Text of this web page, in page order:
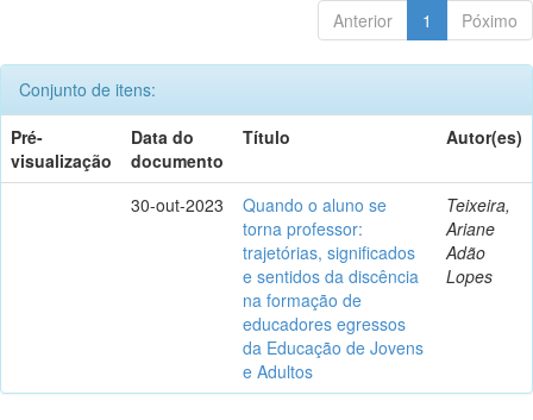
Anterior 1 Póximo
Conjunto de itens:
Pré-
visualização
Data do
documento
Título Autor(es)
30-out-2023
Quando o aluno se
torna professor:
trajetórias, significados
e sentidos da discência
na formação de
educadores egressos
da Educação de Jovens
e Adultos
Teixeira,
Ariane
Adão
Lopes